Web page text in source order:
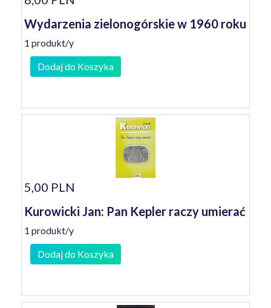
Wydarzenia zielonogórskie w 1960 roku
1 produkt/y
Dodaj do Koszyka
5,00 PLN
Kurowicki Jan: Pan Kepler raczy umierać
1 produkt/y
Dodaj do Koszyka